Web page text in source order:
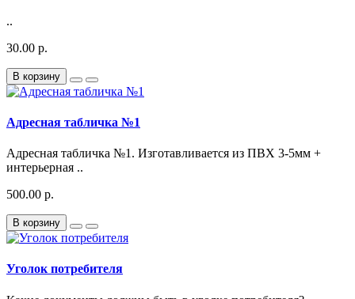
..
30.00 р.
В корзину
Адресная табличка №1
Адресная табличка №1. Изготавливается из ПВХ 3-5мм +
интерьерная ..
500.00 р.
В корзину
Уголок потребителя